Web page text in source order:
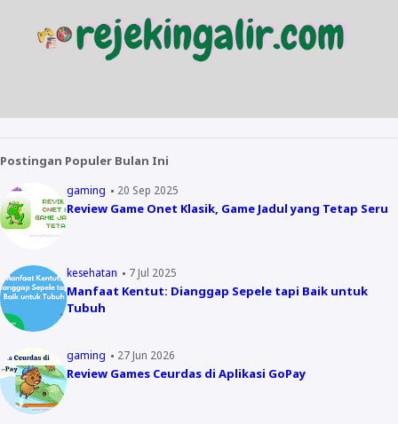
Postingan Populer Bulan Ini
gaming 20 Sep 2025
Review Game Onet Klasik, Game Jadul yang Tetap Seru
kesehatan 7 Jul 2025
Manfaat Kentut: Dianggap Sepele tapi Baik untuk
Tubuh
gaming 27 Jun 2026
Review Games Ceurdas di Aplikasi GoPay